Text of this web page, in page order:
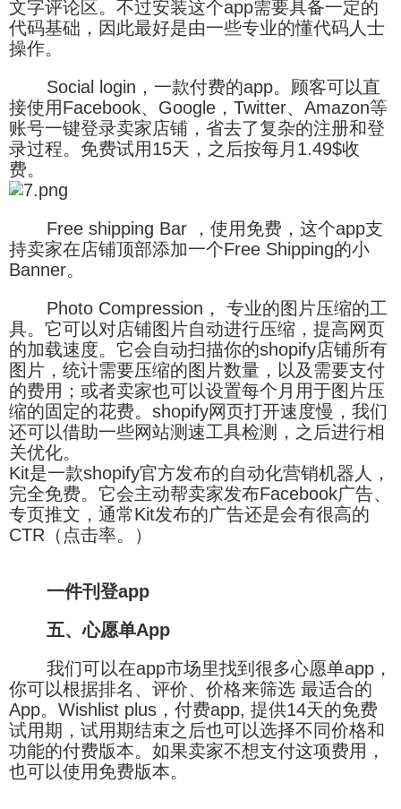
文字评论区。不过安装这个app需要具备一定的
代码基础，因此最好是由一些专业的懂代码人士
操作。
Social login，一款付费的app。顾客可以直
接使用Facebook、Google，Twitter、Amazon等
账号一键登录卖家店铺，省去了复杂的注册和登
录过程。免费试用15天，之后按每月1.49$收
费。
Free shipping Bar ，使用免费，这个app支
持卖家在店铺顶部添加一个Free Shipping的小
Banner。
Photo Compression， 专业的图片压缩的工
具。它可以对店铺图片自动进行压缩，提高网页
的加载速度。它会自动扫描你的shopify店铺所有
图片，统计需要压缩的图片数量，以及需要支付
的费用；或者卖家也可以设置每个月用于图片压
缩的固定的花费。shopify网页打开速度慢，我们
还可以借助一些网站测速工具检测，之后进行相
关优化。
Kit是一款shopify官方发布的自动化营销机器人，
完全免费。它会主动帮卖家发布Facebook广告、
专页推文，通常Kit发布的广告还是会有很高的
CTR（点击率。）
一件刊登app
五、心愿单App
我们可以在app市场里找到很多心愿单app，
你可以根据排名、评价、价格来筛选 最适合的
App。Wishlist plus，付费app, 提供14天的免费
试用期，试用期结束之后也可以选择不同价格和
功能的付费版本。如果卖家不想支付这项费用，
也可以使用免费版本。